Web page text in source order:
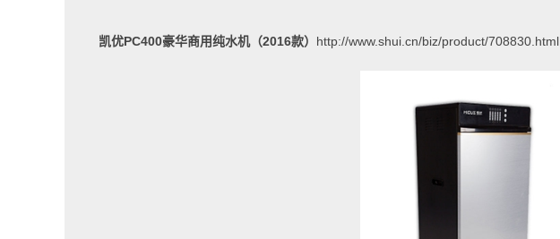
凯优PC400豪华商用纯水机（2016款） http://www.shui.cn/biz/product/708830.html